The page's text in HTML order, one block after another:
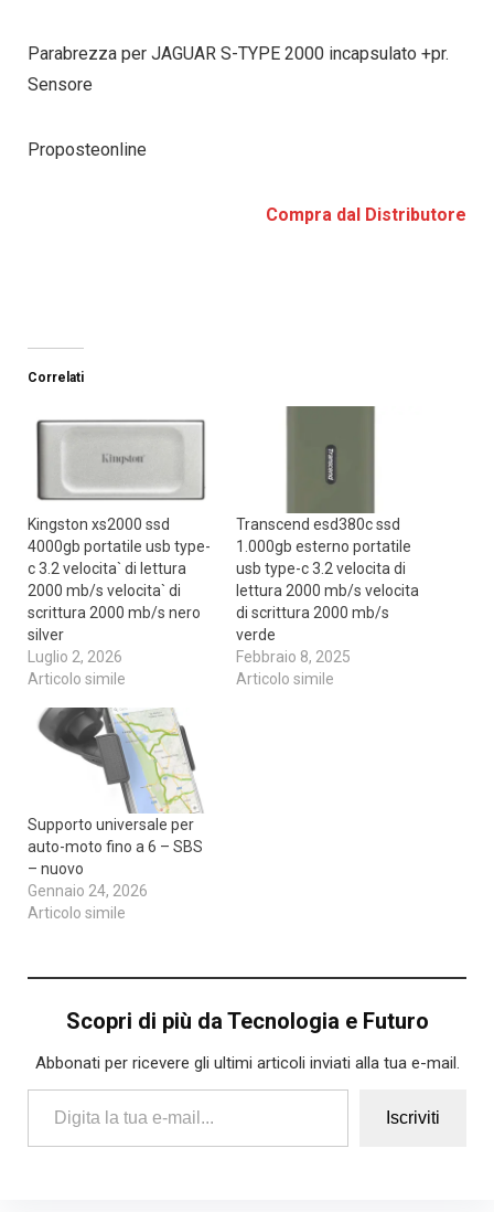
Parabrezza per JAGUAR S-TYPE 2000 incapsulato +pr.
Sensore
Proposteonline
Compra dal Distributore
Correlati
Kingston xs2000 ssd
4000gb portatile usb type-
c 3.2 velocita` di lettura
2000 mb/s velocita` di
scrittura 2000 mb/s nero
silver
Luglio 2, 2026
Articolo simile
Transcend esd380c ssd
1.000gb esterno portatile
usb type-c 3.2 velocita di
lettura 2000 mb/s velocita
di scrittura 2000 mb/s
verde
Febbraio 8, 2025
Articolo simile
Supporto universale per
auto-moto fino a 6 – SBS
– nuovo
Gennaio 24, 2026
Articolo simile
Scopri di più da Tecnologia e Futuro
Abbonati per ricevere gli ultimi articoli inviati alla tua e-mail.
Digita la tua e-mail...
Iscriviti